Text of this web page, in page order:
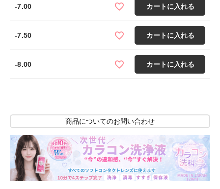
-7.00 カートに入れる
-7.50 カートに入れる
-8.00 カートに入れる
商品についてのお問い合わせ